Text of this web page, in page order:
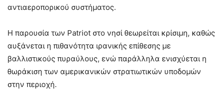
αντιαεροπορικού συστήματος.
Η παρουσία των Patriot στο νησί θεωρείται κρίσιμη, καθώς
αυξάνεται η πιθανότητα ιρανικής επίθεσης με
βαλλιστικούς πυραύλους, ενώ παράλληλα ενισχύεται η
θωράκιση των αμερικανικών στρατιωτικών υποδομών
στην περιοχή.